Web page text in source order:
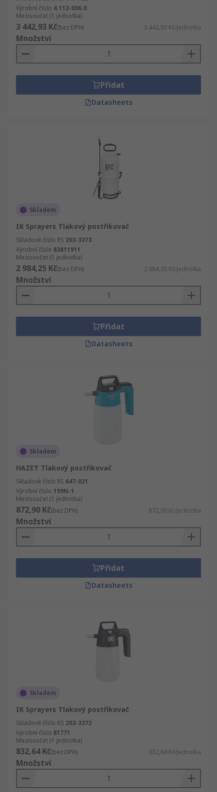
Výrobní číslo 4.112-006.0
Mezisoučet (1 jednotka)
3 442,93 Kč(bez DPH) 3 442,93 Kč/jednotka
Množství
Přidat
Datasheets
Skladem
IK Sprayers Tlakový postřikovač
Skladové číslo RS 203-3373
Výrobní číslo 83811911
Mezisoučet (1 jednotka)
2 984,25 Kč(bez DPH) 2 984,25 Kč/jednotka
Množství
Přidat
Datasheets
Skladem
HAZET Tlakový postřikovač
Skladové číslo RS 647-021
Výrobní číslo 199N-1
Mezisoučet (1 jednotka)
872,90 Kč(bez DPH) 872,90 Kč/jednotka
Množství
Přidat
Datasheets
Skladem
IK Sprayers Tlakový postřikovač
Skladové číslo RS 203-3372
Výrobní číslo 81771
Mezisoučet (1 jednotka)
832,64 Kč(bez DPH) 832,64 Kč/jednotka
Množství